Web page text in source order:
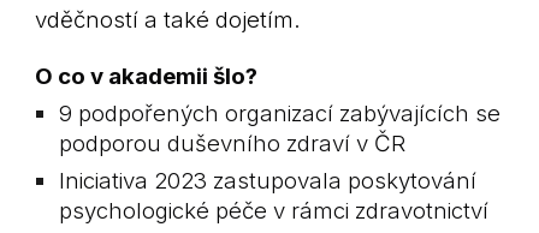
vděčností a také dojetím.
O co v akademii šlo?
9 podpořených organizací zabývajících se
podporou duševního zdraví v ČR
Iniciativa 2023 zastupovala poskytování
psychologické péče v rámci zdravotnictví